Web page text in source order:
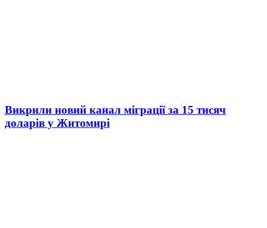
Викрили новий канал міграції за 15 тисяч
доларів у Житомирі